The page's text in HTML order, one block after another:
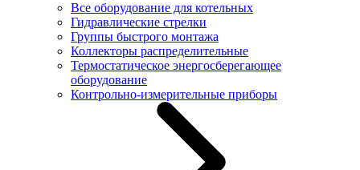
Все оборудование для котельных
Гидравлические стрелки
Группы быстрого монтажа
Коллекторы распределительные
Термостатическое энергосберегающее
оборудование
Контрольно-измерительные приборы